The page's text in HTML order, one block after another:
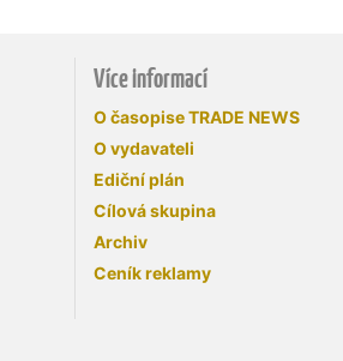
Více informací
O časopise TRADE NEWS
O vydavateli
Ediční plán
Cílová skupina
Archiv
Ceník reklamy